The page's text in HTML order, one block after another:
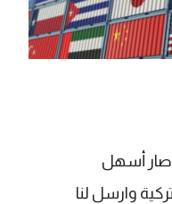
صار أسهل
وارسل لنا